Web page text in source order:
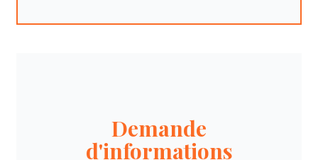
Demande
d'informations